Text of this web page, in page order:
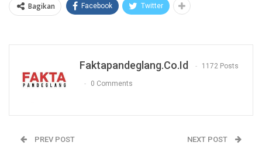
Bagikan Facebook Twitter
Faktapandeglang.co.id 1172 Posts
0 Comments
PREV POST NEXT POST